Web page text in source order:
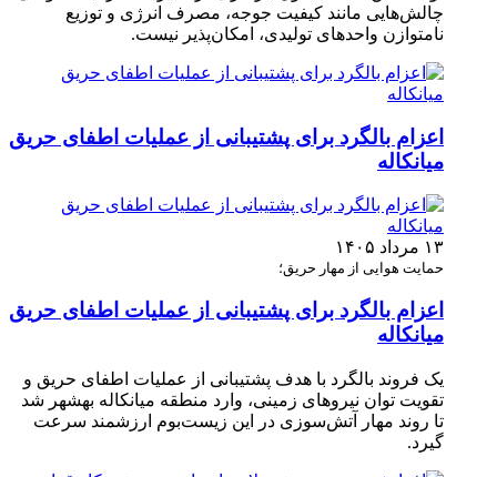
چالش‌هایی مانند کیفیت جوجه، مصرف انرژی و توزیع
نامتوازن واحدهای تولیدی، امکان‌پذیر نیست.
اعزام بالگرد برای پشتیبانی از عملیات اطفای حریق
میانکاله
۱۳ مرداد ۱۴۰۵
حمایت هوایی از مهار حریق؛
اعزام بالگرد برای پشتیبانی از عملیات اطفای حریق
میانکاله
یک فروند بالگرد با هدف پشتیبانی از عملیات اطفای حریق و
تقویت توان نیروهای زمینی، وارد منطقه میانکاله بهشهر شد
تا روند مهار آتش‌سوزی در این زیست‌بوم ارزشمند سرعت
گیرد.